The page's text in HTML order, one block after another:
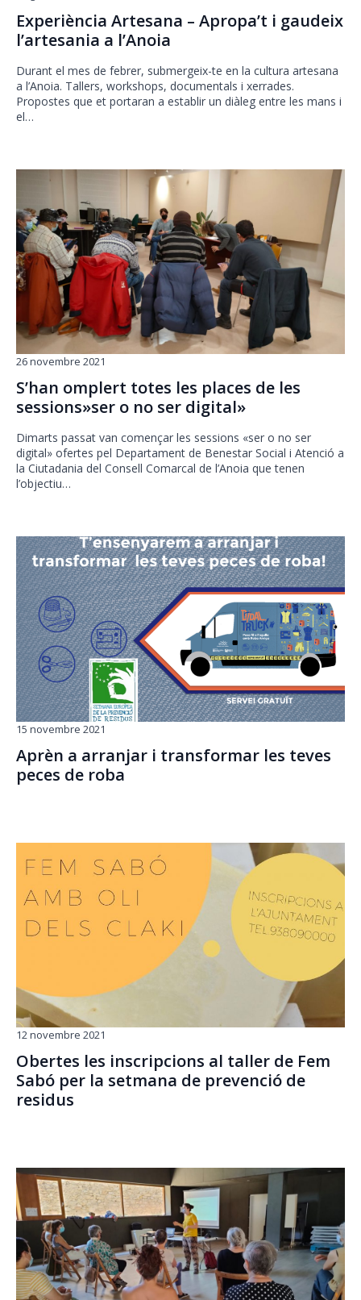
Experiència Artesana – Apropa’t i gaudeix
l’artesania a l’Anoia
Durant el mes de febrer, submergeix-te en la cultura artesana
a l’Anoia. Tallers, workshops, documentals i xerrades.
Propostes que et portaran a establir un diàleg entre les mans i
el…
S’han omplert totes les places de les
sessions»ser o no ser digital»
26 novembre 2021
Dimarts passat van començar les sessions «ser o no ser
digital» ofertes pel Departament de Benestar Social i Atenció a
la Ciutadania del Consell Comarcal de l’Anoia que tenen
l’objectiu…
Aprèn a arranjar i transformar les teves
peces de roba
15 novembre 2021
Obertes les inscripcions al taller de Fem
Sabó per la setmana de prevenció de
residus
12 novembre 2021